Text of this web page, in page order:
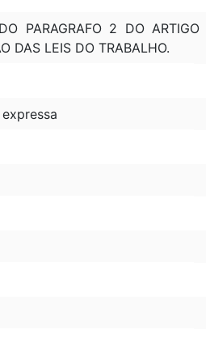
PARAGRAFO 2 DO ARTIGO
DAS LEIS DO TRABALHO.